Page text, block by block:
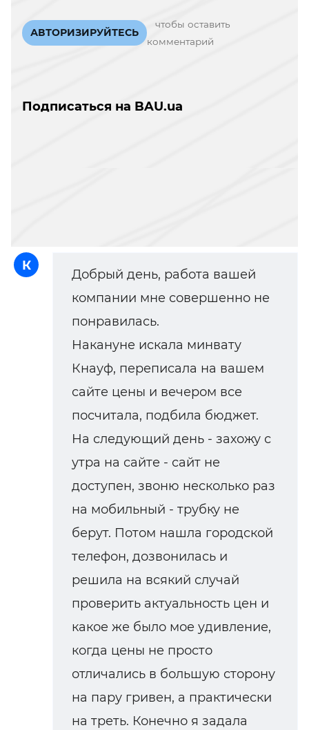
АВТОРИЗИРУЙТЕСЬ
чтобы оставить
комментарий
Подписаться на BAU.ua
К
Добрый день, работа вашей
компании мне совершенно не
понравилась.
Накануне искала минвату
Кнауф, переписала на вашем
сайте цены и вечером все
посчитала, подбила бюджет.
На следующий день - захожу с
утра на сайте - сайт не
доступен, звоню несколько раз
на мобильный - трубку не
берут. Потом нашла городской
телефон, дозвонилась и
решила на всякий случай
проверить актуальность цен и
какое же было мое удивление,
когда цены не просто
отличались в большую сторону
на пару гривен, а практически
на треть. Конечно я задала